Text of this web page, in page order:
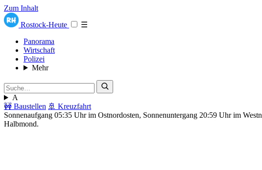
Zum Inhalt
Rostock-Heute
☰
Panorama
Wirtschaft
Polizei
Mehr
A
🚧 Baustellen 🚢 Kreuzfahrt
Sonnenaufgang 05:35 Uhr im Ostnordosten, Sonnenuntergang 20:59 Uhr im
Halbmond.